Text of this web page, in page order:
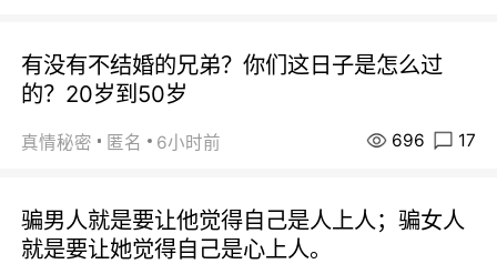
有没有不结婚的兄弟？你们这日子是怎么过
的？20岁到50岁
真情秘密 匿名 6小时前 696 17
骗男人就是要让他觉得自己是人上人；骗女人
就是要让她觉得自己是心上人。